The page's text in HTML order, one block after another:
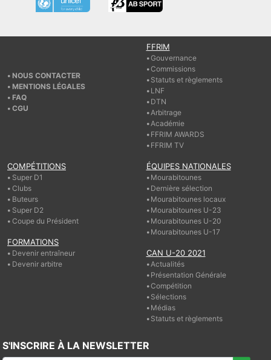
NOUS CONTACTER
MENTIONS LÉGALES
FAQ
CGU
FFRIM
Gouvernance
Commissions
Statuts et règlements
LNF
DTN
Arbitrage
Académie
FFRIM AWARDS
FFRIM TV
COMPÉTITIONS
Super D1
Clubs
Buteurs
Super D2
Coupe du Président
FORMATIONS
Devenir entraîneur
Devenir arbitre
ÉQUIPES NATIONALES
Mourabitounes
Dernière sélection
Mourabitounes locaux
Mourabitounes U-23
Mourabitounes U-20
Mourabitounes U-17
CAN U-20 2021
Actualités
Présentation Générale
Compétition
Sélections
Médias
Statuts et règlements
S'INSCRIRE À LA NEWSLETTER